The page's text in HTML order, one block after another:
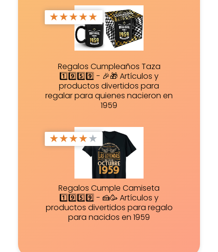
★★★★★
Regalos Cumpleaños Taza
1️⃣9️⃣5️⃣9️⃣ - 🎉🎁 Artículos y
productos divertidos para
regalar para quienes nacieron en
1959
★★★★★
Regalos Cumple Camiseta
1️⃣9️⃣5️⃣9️⃣ - 🍰🥳 Artículos y
productos divertidos para regalo
para nacidos en 1959